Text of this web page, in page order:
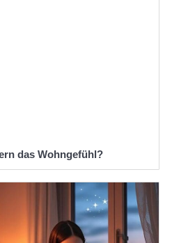
das Wohngefühl?